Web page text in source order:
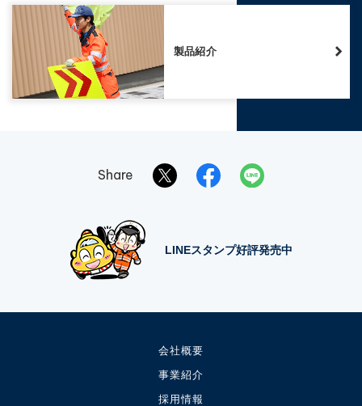
製品紹介
Share
LINEスタンプ好評発売中
会社概要
事業紹介
採用情報